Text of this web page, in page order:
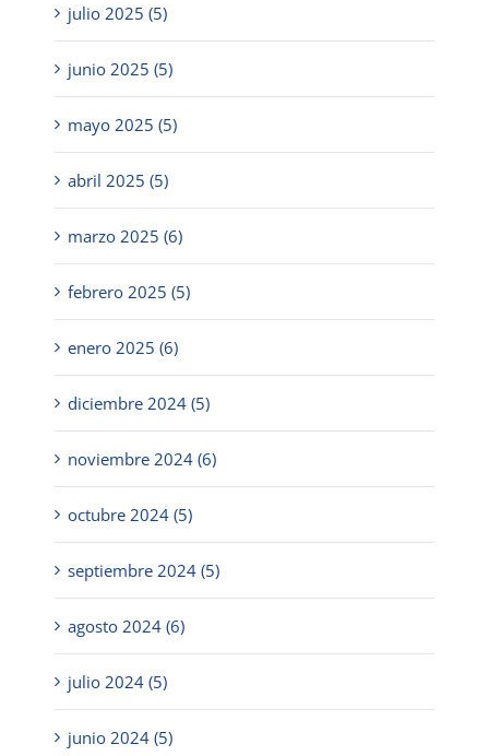
julio 2025 (5)
junio 2025 (5)
mayo 2025 (5)
abril 2025 (5)
marzo 2025 (6)
febrero 2025 (5)
enero 2025 (6)
diciembre 2024 (5)
noviembre 2024 (6)
octubre 2024 (5)
septiembre 2024 (5)
agosto 2024 (6)
julio 2024 (5)
junio 2024 (5)